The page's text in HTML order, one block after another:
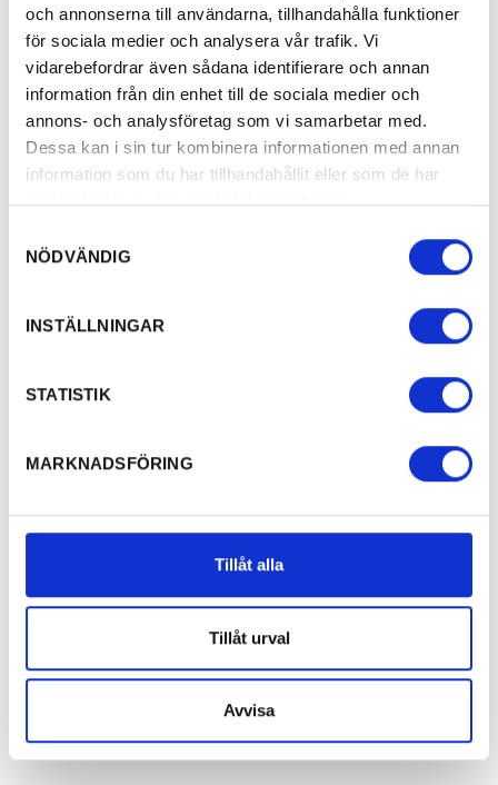
och annonserna till användarna, tillhandahålla funktioner
för sociala medier och analysera vår trafik. Vi
vidarebefordrar även sådana identifierare och annan
information från din enhet till de sociala medier och
annons- och analysföretag som vi samarbetar med.
Dessa kan i sin tur kombinera informationen med annan
information som du har tillhandahållit eller som de har
samlat in när du har använt deras tjänster.
NÖDVÄNDIG
INSTÄLLNINGAR
STATISTIK
MARKNADSFÖRING
Tillåt alla
Tillåt urval
Avvisa